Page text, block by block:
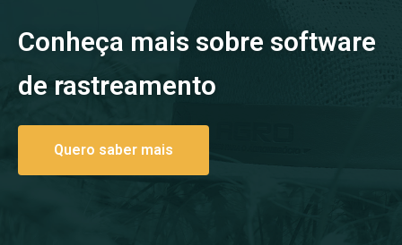
Conheça mais sobre software
de rastreamento
Quero saber mais